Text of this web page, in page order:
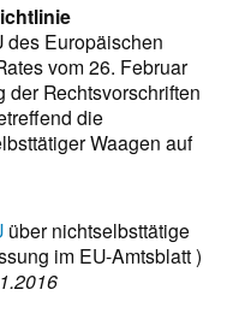
des Europäischen
vom 26. Februar
Rechtsvorschriften
die
Waagen auf
über nichtselbsttätige
im EU-Amtsblatt )